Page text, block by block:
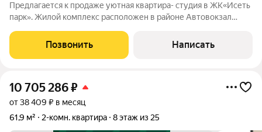
Предлагается к продаже уютная квартира- студия в ЖК«Исеть
парк». Жилой комплекс расположен в районе Автовокзал
Маяковского. До метро «Ботаническая» 15 минут пешком.Из
окна открывается
Позвонить Написать
10 705 286₽
от 38 409 ₽ в месяц
61,9 м²
2-комн. квартира 8 этаж из 25